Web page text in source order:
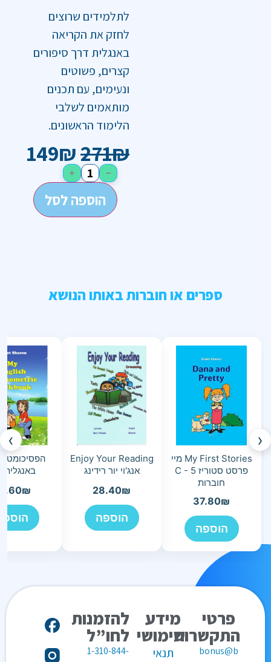
לתלמידים שרוצים
לחזק את הקריאה
באנגלית דרך סיפורים
קצרים, פשוטים
ונעימים, עם תכנים
מותאמים לשלבי
הלימוד הראשונים.
271₪
149₪
−
+
הוספה לסל
ספרים או חוברות באותו הנושא
‹
My First Stories מיי
פרסט סטוריז C - 5
חוברות
37.80₪
הוספה
Enjoy Your Reading
אנג'וי יור רידינג
28.40₪
הוספה
באנגלית
₪
›
פרטי
התקשרות
bonus@b
מידע
שימושי
תנאי
להזמנות
לחו”ל
1-310-844-